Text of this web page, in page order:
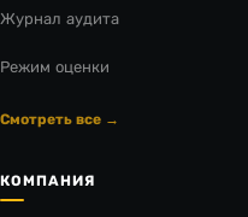
Журнал аудита
Режим оценки
Смотреть все →
КОМПАНИЯ